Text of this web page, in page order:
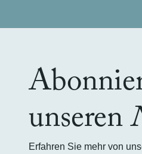
unseren
Erfahren Sie mehr von